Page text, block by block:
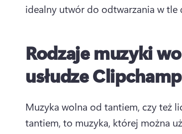
idealny utwór do odtwarzania w tle
Rodzaje muzyki
usłudze Clipchamp
Muzyka wolna od tantiem, czy też
tantiem, to muzyka, której można